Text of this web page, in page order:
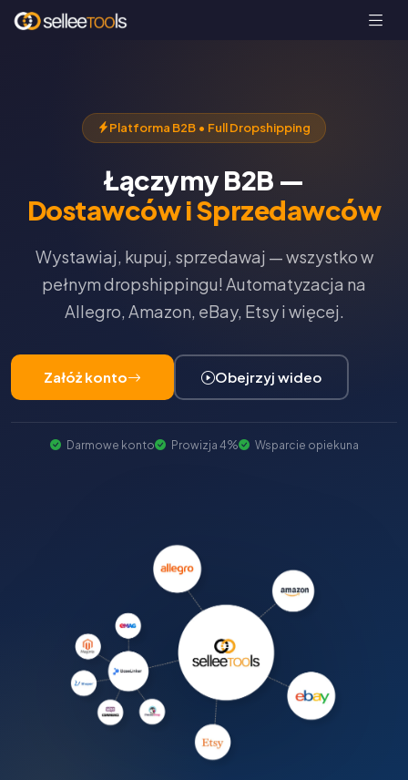
Platforma B2B • Full Dropshipping
Łączymy B2B —
Dostawców i Sprzedawców
Wystawiaj, kupuj, sprzedawaj — wszystko w
pełnym dropshippingu! Automatyzacja na
Allegro, Amazon, eBay, Etsy i więcej.
Załóż konto Obejrzyj wideo
Darmowe konto Prowizja 4% Wsparcie opiekuna